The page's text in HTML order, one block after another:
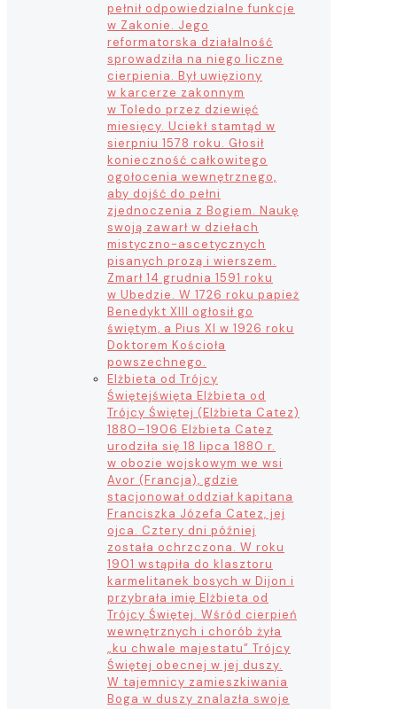
pełnił odpowiedzialne funkcje
w Zakonie. Jego
reformatorska działalność
sprowadziła na niego liczne
cierpienia. Był uwięziony
w karcerze zakonnym
w Toledo przez dziewięć
miesięcy. Uciekł stamtąd w
sierpniu 1578 roku. Głosił
konieczność całkowitego
ogołocenia wewnętrznego,
aby dojść do pełni
zjednoczenia z Bogiem. Naukę
swoją zawarł w dziełach
mistyczno-ascetycznych
pisanych prozą i wierszem.
Zmarł 14 grudnia 1591 roku
w Ubedzie. W 1726 roku papież
Benedykt XIII ogłosił go
świętym, a Pius XI w 1926 roku
Doktorem Kościoła
powszechnego.
Elżbieta od Trójcy
Świętejświęta Elżbieta od
Trójcy Świętej (Elżbieta Catez)
1880–1906 Elżbieta Catez
urodziła się 18 lipca 1880 r.
w obozie wojskowym we wsi
Avor (Francja), gdzie
stacjonował oddział kapitana
Franciszka Józefa Catez, jej
ojca. Cztery dni później
została ochrzczona. W roku
1901 wstąpiła do klasztoru
karmelitanek bosych w Dijon i
przybrała imię Elżbieta od
Trójcy Świętej. Wśród cierpień
wewnętrznych i chorób żyła
„ku chwale majestatu” Trójcy
Świętej obecnej w jej duszy.
W tajemnicy zamieszkiwania
Boga w duszy znalazła swoje